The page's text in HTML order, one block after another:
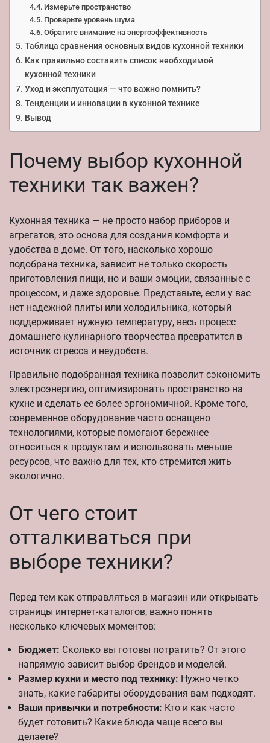
Измерьте пространство
Проверьте уровень шума
Обратите внимание на энергоэффективность
Таблица сравнения основных видов кухонной техники
Как правильно составить список необходимой
кухонной техники
Уход и эксплуатация — что важно помнить?
Тенденции и инновации в кухонной технике
Вывод
Почему выбор кухонной
техники так важен?
Кухонная техника — не просто набор приборов и
агрегатов, это основа для создания комфорта и
удобства в доме. От того, насколько хорошо
подобрана техника, зависит не только скорость
приготовления пищи, но и ваши эмоции, связанные с
процессом, и даже здоровье. Представьте, если у вас
нет надежной плиты или холодильника, который
поддерживает нужную температуру, весь процесс
домашнего кулинарного творчества превратится в
источник стресса и неудобств.
Правильно подобранная техника позволит сэкономить
электроэнергию, оптимизировать пространство на
кухне и сделать ее более эргономичной. Кроме того,
современное оборудование часто оснащено
технологиями, которые помогают бережнее
относиться к продуктам и использовать меньше
ресурсов, что важно для тех, кто стремится жить
экологично.
От чего стоит
отталкиваться при
выборе техники?
Перед тем как отправляться в магазин или открывать
страницы интернет-каталогов, важно понять
несколько ключевых моментов:
Бюджет: Сколько вы готовы потратить? От этого
напрямую зависит выбор брендов и моделей.
Размер кухни и место под технику: Нужно четко
знать, какие габариты оборудования вам подходят.
Ваши привычки и потребности: Кто и как часто
будет готовить? Какие блюда чаще всего вы
делаете?